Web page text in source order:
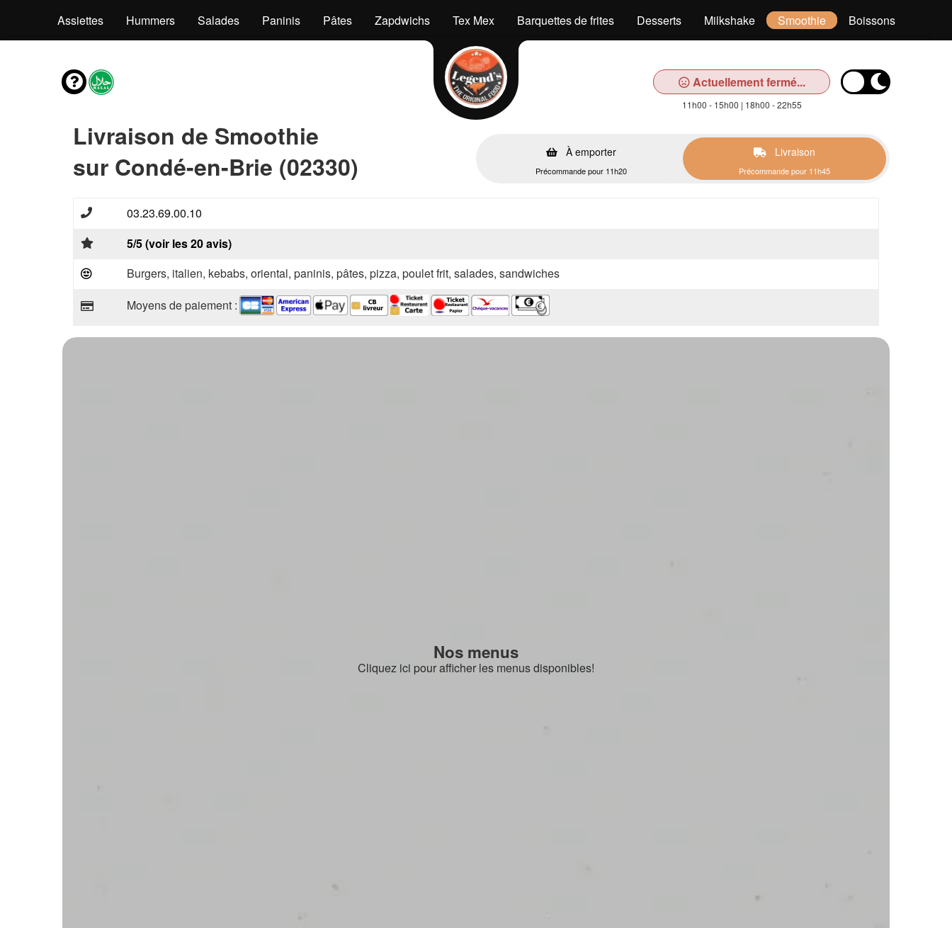
Assiettes Hummers Salades Paninis Pâtes Zapdwichs Tex Mex Barquettes de frites Desserts Milkshake Smoothie Boissons
Actuellement fermé...
11h00 - 15h00 | 18h00 - 22h55
Livraison de Smoothie
sur Condé-en-Brie (02330)
À emporter
Précommande pour 11h20
Livraison
Précommande pour 11h45
03.23.69.00.10
5/5 (voir les 20 avis)
Burgers, italien, kebabs, oriental, paninis, pâtes, pizza, poulet frit, salades, sandwiches
Moyens de paiement :
Nos menus
Cliquez ici pour afficher les menus disponibles!